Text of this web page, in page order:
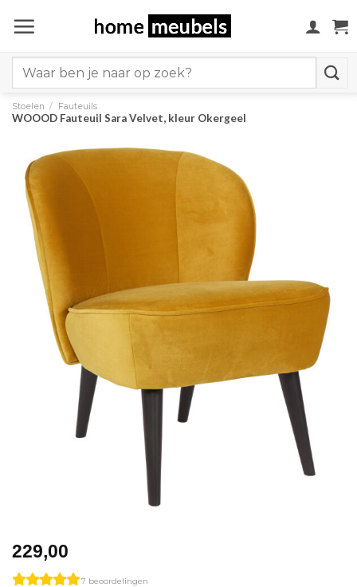
naar
for:
Stoelen / Fauteuils
WOOOD Fauteuil Sara Velvet, kleur Okergeel
229,00
7 beoordelingen